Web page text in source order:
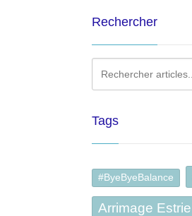
Rechercher
Tags
#ByeByeBalance
Arrimage Estrie